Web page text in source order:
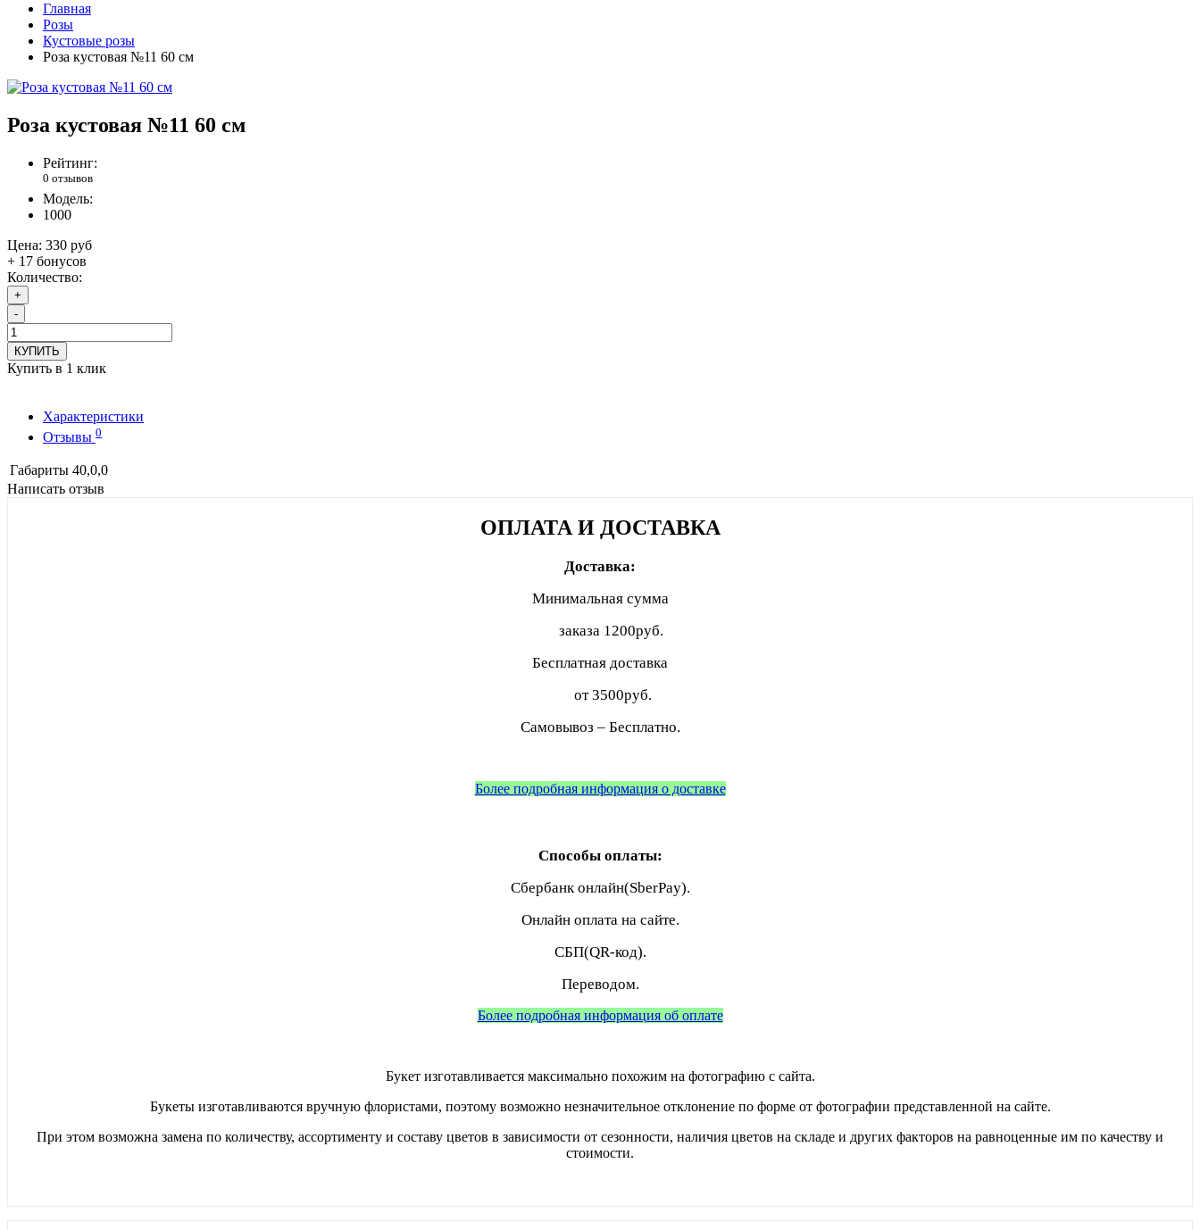
Главная
Розы
Кустовые розы
Роза кустовая №11 60 см
Роза кустовая №11 60 см
Рейтинг:
0 отзывов
Модель:
1000
Цена: 330 руб
+ 17 бонусов
Количество:
+
-
КУПИТЬ
Купить в 1 клик
Характеристики
Отзывы 0
Габариты 40,0,0
Написать отзыв
ОПЛАТА И ДОСТАВКА
Доставка:
Минимальная сумма
заказа 1200руб.
Бесплатная доставка
от 3500руб.
Самовывоз – Бесплатно.
Более подробная информация о доставке
Способы оплаты:
Сбербанк онлайн(SberPay).
Онлайн оплата на сайте.
СБП(QR-код).
Переводом.
Более подробная информация об оплате
Букет изготавливается максимально похожим на фотографию с сайта.
Букеты изготавливаются вручную флористами, поэтому возможно незначительное отклонение по форме от фотографии представленной на сайте.
При этом возможна замена по количеству, ассортименту и составу цветов в зависимости от сезонности, наличия цветов на складе и других факторов на равноценные им по качеству и
стоимости.